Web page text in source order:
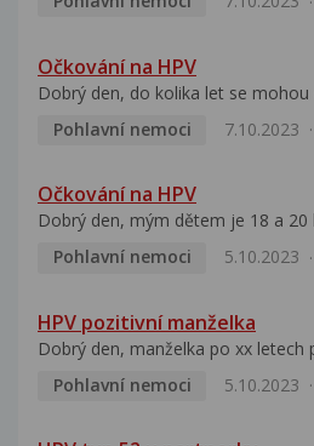
Očkování na HPV
Dobrý den, do kolika let se mohou
Pohlavní nemoci
7.10.2023
Očkování na HPV
Dobrý den, mým dětem je 18 a 20
Pohlavní nemoci
5.10.2023
HPV pozitivní manželka
Dobrý den, manželka po xx letech
Pohlavní nemoci
5.10.2023